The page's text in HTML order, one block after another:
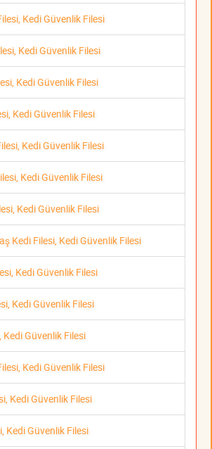
Kedi Güvenlik Filesi
Kedi Güvenlik Filesi
Kedi Güvenlik Filesi
Kedi Güvenlik Filesi
Kedi Güvenlik Filesi
Kedi Güvenlik Filesi
Kedi Güvenlik Filesi
Kedi Filesi, Kedi Güvenlik Filesi
Kedi Güvenlik Filesi
Kedi Güvenlik Filesi
Kedi Güvenlik Filesi
Kedi Güvenlik Filesi
Kedi Güvenlik Filesi
Kedi Güvenlik Filesi